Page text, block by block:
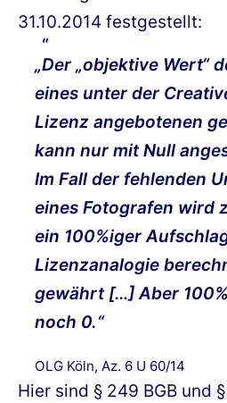
31.10.2014 festgestellt:
„Der „objektive Wert“
eines unter der
Lizenz angebotenen
kann nur mit Null
Im Fall der fehlenden
eines Fotografen wird
ein 100%iger
Lizenzanalogie
gewährt […] Aber
noch 0.“
OLG Köln, Az. 6 U 60/14
Hier sind § 249 BGB und